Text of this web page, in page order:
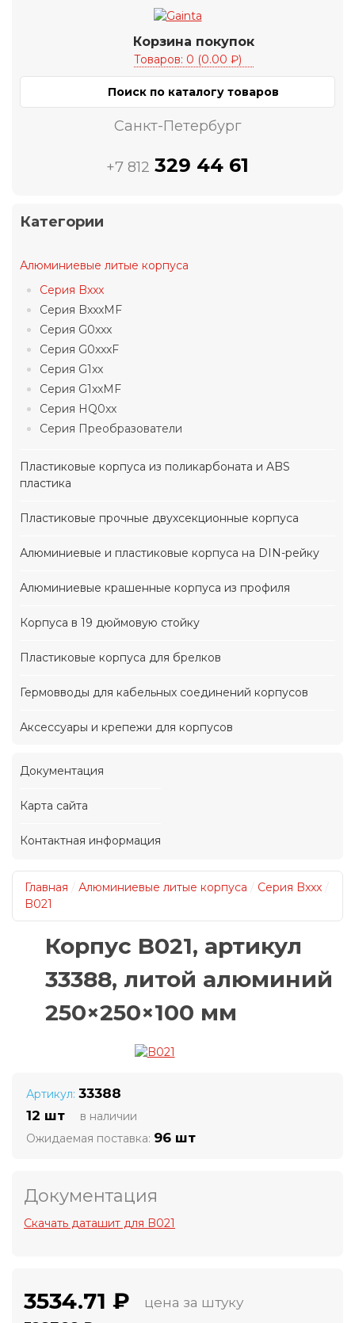
Корзина покупок
Товаров: 0 (0.00 ₽)
Санкт-Петербург
+7 812 329 44 61
Категории
Алюминиевые литые корпуса
Серия Bxxx
Серия BxxxMF
Серия G0xxx
Серия G0xxxF
Серия G1xx
Серия G1xxMF
Серия HQ0xx
Серия Преобразователи
Пластиковые корпуса из поликарбоната и ABS
пластика
Пластиковые прочные двухсекционные корпуса
Алюминиевые и пластиковые корпуса на DIN-рейку
Алюминиевые крашенные корпуса из профиля
Корпуса в 19 дюймовую стойку
Пластиковые корпуса для брелков
Гермовводы для кабельных соединений корпусов
Аксессуары и крепежи для корпусов
Документация
Карта сайта
Контактная информация
Главная Алюминиевые литые корпуса Серия Bxxx
B021
Корпус B021, артикул
33388, литой алюминий
250×250×100 мм
Артикул: 33388
12 шт
в наличии
Ожидаемая поставка: 96 шт
Документация
Скачать даташит для B021
3534.71 ₽
цена за штуку